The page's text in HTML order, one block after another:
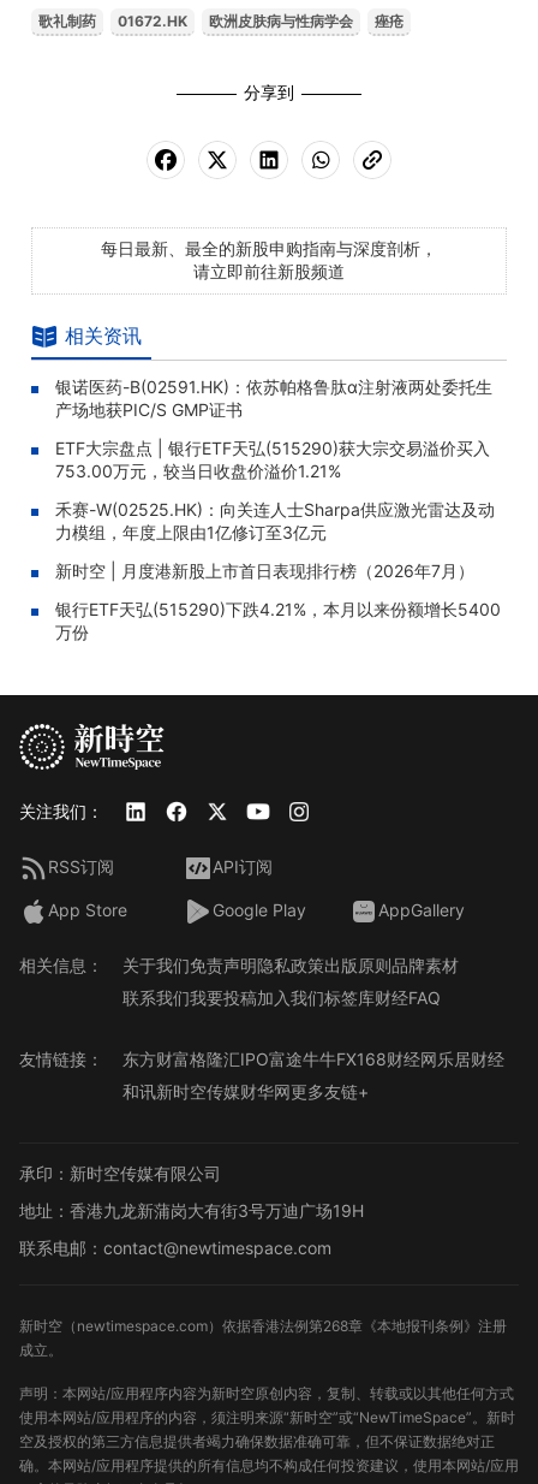
歌礼制药 01672.HK 欧洲皮肤病与性病学会 痤疮
分享到
每日最新、最全的新股申购指南与深度剖析，
请立即前往新股频道
相关资讯
银诺医药-B(02591.HK)：依苏帕格鲁肽α注射液两处委托生
产场地获PIC/S GMP证书
ETF大宗盘点 | 银行ETF天弘(515290)获大宗交易溢价买入
753.00万元，较当日收盘价溢价1.21%
禾赛-W(02525.HK)：向关连人士Sharpa供应激光雷达及动
力模组，年度上限由1亿修订至3亿元
新时空 | 月度港新股上市首日表现排行榜（2026年7月）
银行ETF天弘(515290)下跌4.21%，本月以来份额增长5400
万份
关注我们：
RSS订阅 API订阅
App Store Google Play AppGallery
相关信息： 关于我们免责声明隐私政策出版原则品牌素材
联系我们我要投稿加入我们标签库财经FAQ
友情链接： 东方财富格隆汇IPO富途牛牛FX168财经网乐居财经
和讯新时空传媒财华网更多友链+
承印：新时空传媒有限公司
地址：香港九龙新蒲岗大有街3号万迪广场19H
联系电邮：contact@newtimespace.com
新时空（ newtimespace.com）依据香港法例第268章《本地报刊条例》注册
成立。
声明：本网站/应用程序内容为新时空原创内容，复制、转载或以其他任何方式
使用本网站/应用程序的内容，须注明来源“新时空”或“NewTimeSpace”。新时
空及授权的第三方信息提供者竭力确保数据准确可靠，但不保证数据绝对正
确。本网站/应用程序提供的所有信息均不构成任何投资建议，使用本网站/应用